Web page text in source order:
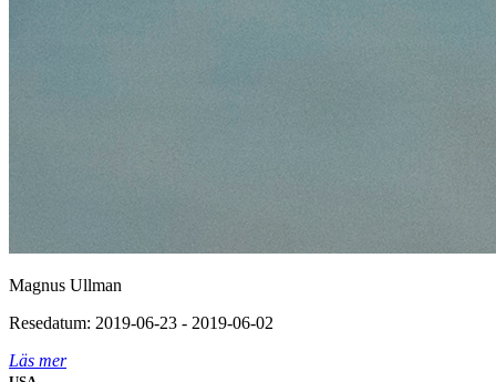
Magnus Ullman
Resedatum: 2019-06-23 - 2019-06-02
Läs mer